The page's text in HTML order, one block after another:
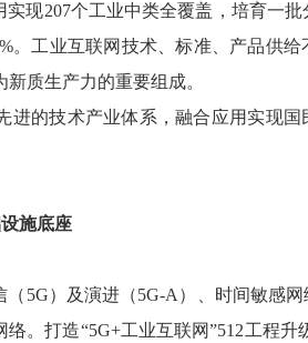
现207个工业中类全覆盖，培育一
。工业互联网技术、标准、产品供
质生产力的重要组成。
进的技术产业体系，融合应用实现国
施底座
5G）及演进（5G-A）、时间敏感
。打造“5G+工业互联网”512工程升